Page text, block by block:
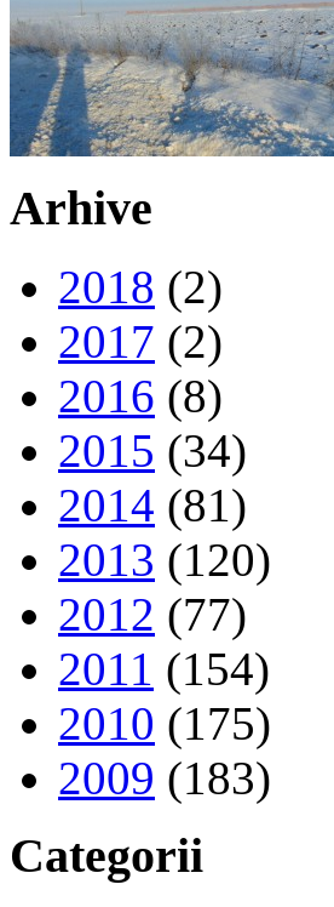
Arhive
2018 (2)
2017 (2)
2016 (8)
2015 (34)
2014 (81)
2013 (120)
2012 (77)
2011 (154)
2010 (175)
2009 (183)
Categorii